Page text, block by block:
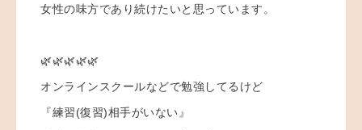
女性の味方であり続けたいと思っています。
🌿🌿🌿🌿🌿
オンラインスクールなどで勉強してるけど
『練習(復習)相手がいない』